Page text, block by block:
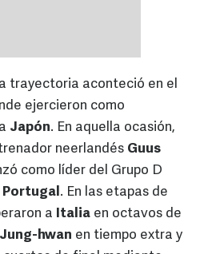
trayectoria aconteció en el
ejercieron como
Japón. En aquella ocasión,
neerlandés Guus
como líder del Grupo D
Portugal. En las etapas de
a Italia en octavos de
hwan en tiempo extra y